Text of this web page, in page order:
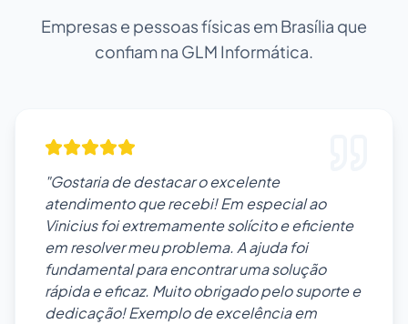
Empresas e pessoas físicas em Brasília que
confiam na GLM Informática.
"Gostaria de destacar o excelente
atendimento que recebi! Em especial ao
Vinicius foi extremamente solícito e eficiente
em resolver meu problema. A ajuda foi
fundamental para encontrar uma solução
rápida e eficaz. Muito obrigado pelo suporte e
dedicação! Exemplo de excelência em